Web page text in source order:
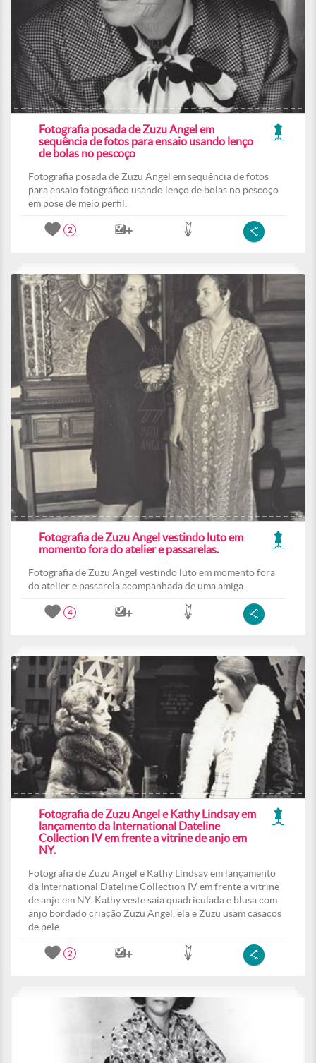
Fotografia posada de Zuzu Angel em
sequência de fotos para ensaio usando lenço
de bolas no pescoço
Fotografia posada de Zuzu Angel em sequência de fotos
para ensaio fotográfico usando lenço de bolas no pescoço
em pose de meio perfil.
2
Fotografia de Zuzu Angel vestindo luto em
momento fora do atelier e passarelas.
Fotografia de Zuzu Angel vestindo luto em momento fora
do atelier e passarela acompanhada de uma amiga.
4
Fotografia de Zuzu Angel e Kathy Lindsay em
lançamento da International Dateline
Collection IV em frente a vitrine de anjo em
NY.
Fotografia de Zuzu Angel e Kathy Lindsay em lançamento
da International Dateline Collection IV em frente a vitrine
de anjo em NY. Kathy veste saia quadriculada e blusa com
anjo bordado criação Zuzu Angel, ela e Zuzu usam casacos
de pele.
2